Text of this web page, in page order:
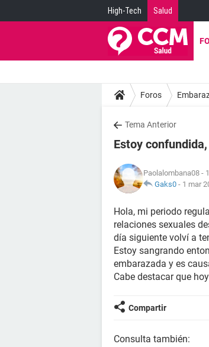
High-Tech Salud
Foros
Tema Anterior
Estoy
Paolalombana08 -
Gaks0 - 1 mar
Hola, mi periodo
relaciones sexuales
día siguiente volví a
Estoy sangrando
embarazada y es
Cabe destacar que
Compartir
Consulta también: